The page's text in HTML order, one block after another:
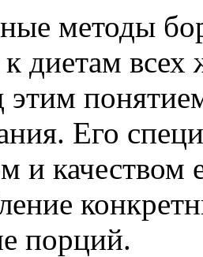
методы
диетам
Его
и
порций.